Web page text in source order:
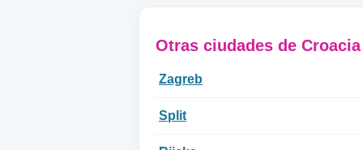
Otras ciudades de Croacia
Zagreb
Split